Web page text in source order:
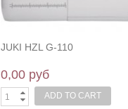
JUKI HZL G-110
0,00 руб
ADD TO CART